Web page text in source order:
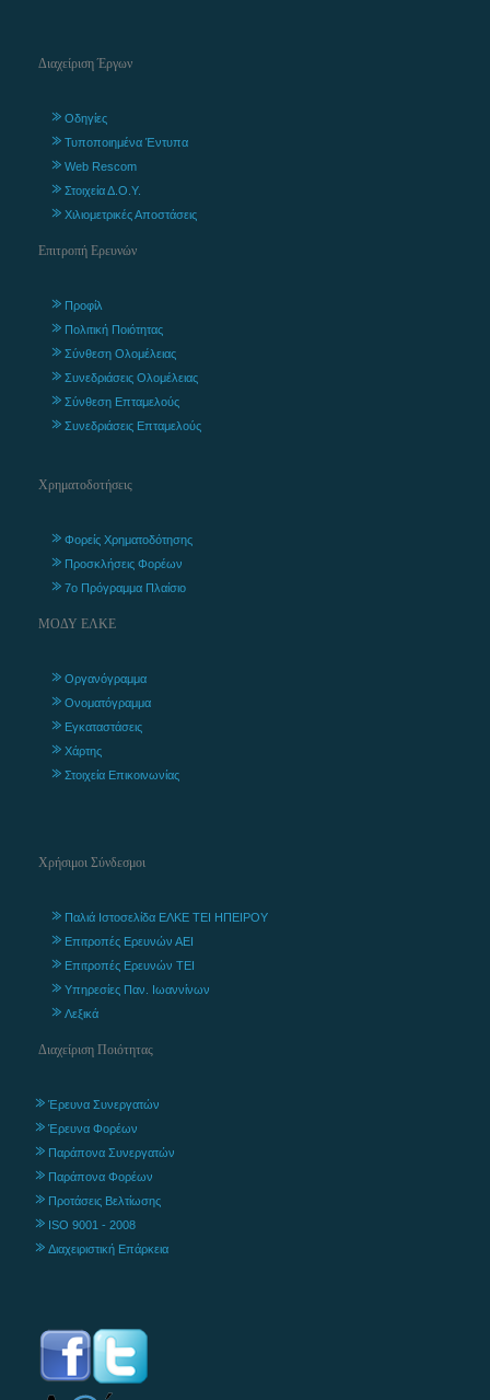
Διαχείριση Έργων
Οδηγίες
Τυποποιημένα Έντυπα
Web Rescom
Στοιχεία Δ.Ο.Υ.
Χιλιομετρικές Αποστάσεις
Επιτροπή Ερευνών
Προφίλ
Πολιτική Ποιότητας
Σύνθεση Ολομέλειας
Συνεδριάσεις Ολομέλειας
Σύνθεση Επταμελούς
Συνεδριάσεις Επταμελούς
Χρηματοδοτήσεις
Φορείς Χρηματοδότησης
Προσκλήσεις Φορέων
7ο Πρόγραμμα Πλαίσιο
ΜΟΔΥ ΕΛΚΕ
Οργανόγραμμα
Ονοματόγραμμα
Εγκαταστάσεις
Χάρτης
Στοιχεία Επικοινωνίας
Χρήσιμοι Σύνδεσμοι
Παλιά Ιστοσελίδα ΕΛΚΕ ΤΕΙ ΗΠΕΙΡΟΥ
Επιτροπές Ερευνών ΑΕΙ
Επιτροπές Ερευνών ΤΕΙ
Υπηρεσίες Παν. Ιωαννίνων
Λεξικά
Διαχείριση Ποιότητας
Έρευνα Συνεργατών
Έρευνα Φορέων
Παράπονα Συνεργατών
Παράπονα Φορέων
Προτάσεις Βελτίωσης
ISO 9001 - 2008
Διαχειριστική Επάρκεια